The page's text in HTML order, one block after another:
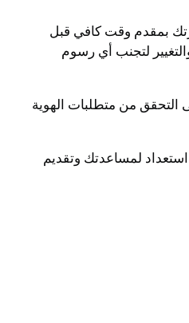
بمقدم وقت كافي قبل
لتجنب أي رسوم
التحقق من متطلبات الهوية
لمساعدتك وتقديم